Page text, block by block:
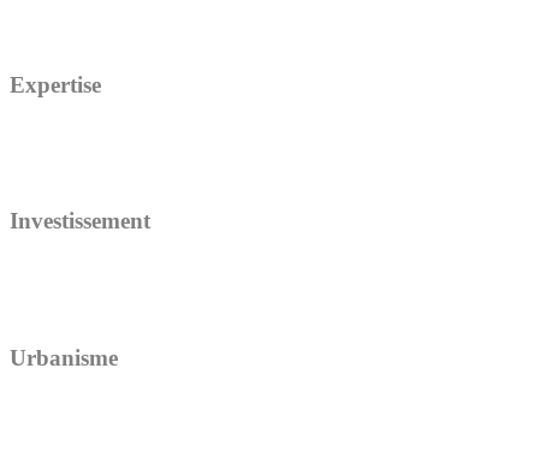
Expertise
Investissement
Urbanisme